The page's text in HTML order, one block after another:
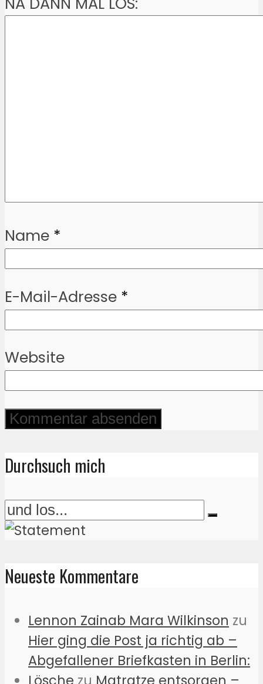
Name *
E-Mail-Adresse *
Website
Durchsuch mich
Neueste Kommentare
Lennon Zainab Mara Wilkinson zu
Hier ging die Post ja richtig ab –
Abgefallener Briefkasten in Berlin: